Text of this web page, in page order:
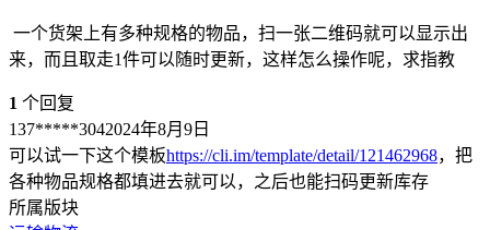
一个货架上有多种规格的物品，扫一张二维码就可以显示出
来，而且取走1件可以随时更新，这样怎么操作呢，求指教
1 个回复
137*****3042024年8月9日
可以试一下这个模板https://cli.im/template/detail/121462968，把
各种物品规格都填进去就可以，之后也能扫码更新库存
所属版块